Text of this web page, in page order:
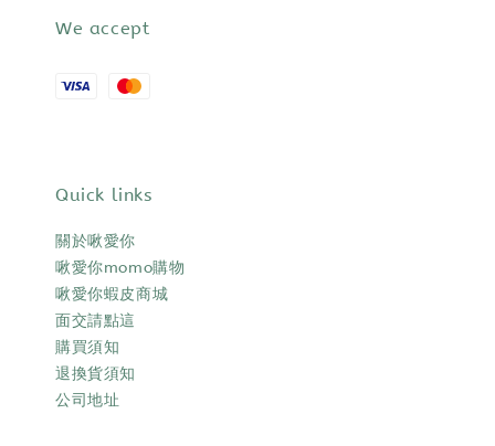
We accept
Quick links
關於啾愛你
啾愛你momo購物
啾愛你蝦皮商城
面交請點這
購買須知
退換貨須知
公司地址